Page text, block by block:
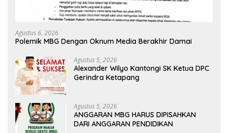
Agustus 6, 2026
Polemik MBG Dengan Oknum Media Berakhir Damai
Agustus 5, 2026
Alexander Wilyo Kantongi SK Ketua DPC
Gerindra Ketapang
Agustus 5, 2026
ANGGARAN MBG HARUS DIPISAHKAN
DARI ANGGARAN PENDIDIKAN